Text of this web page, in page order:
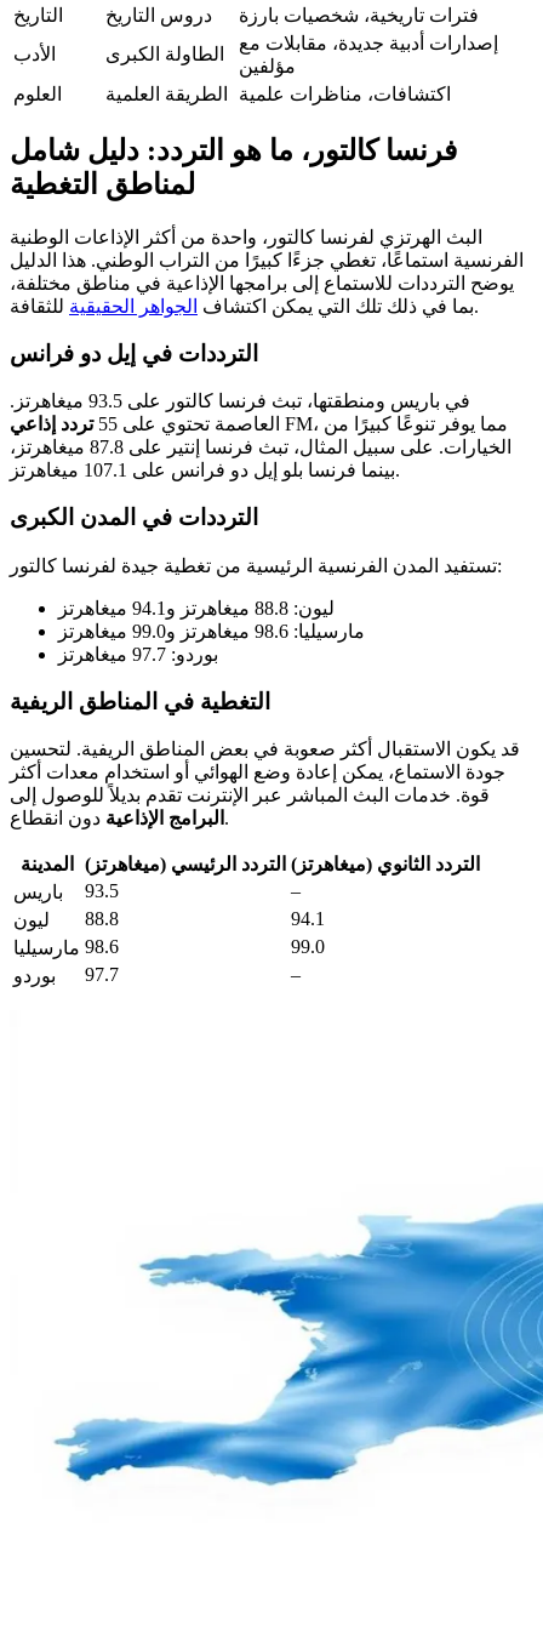
التاريخ
دروس التاريخ
فترات تاريخية، شخصيات بارزة
الأدب
الطاولة الكبرى
إصدارات أدبية جديدة، مقابلات مع
مؤلفين
العلوم
الطريقة العلمية اكتشافات، مناظرات علمية
فرنسا كالتور، ما هو التردد: دليل شامل
لمناطق التغطية
البث الهرتزي لفرنسا كالتور، واحدة من أكثر الإذاعات الوطنية
الفرنسية استماعًا، تغطي جزءًا كبيرًا من التراب الوطني. هذا الدليل
يوضح الترددات للاستماع إلى برامجها الإذاعية في مناطق مختلفة،
بما في ذلك تلك التي يمكن اكتشاف الجواهر الحقيقية للثقافة.
الترددات في إيل دو فرانس
في باريس ومنطقتها، تبث فرنسا كالتور على 93.5 ميغاهرتز.
العاصمة تحتوي على 55
تردد إذاعي
FM، مما يوفر تنوعًا كبيرًا من
الخيارات. على سبيل المثال، تبث فرنسا إنتير على 87.8 ميغاهرتز،
بينما فرنسا بلو إيل دو فرانس على 107.1 ميغاهرتز.
الترددات في المدن الكبرى
تستفيد المدن الفرنسية الرئيسية من تغطية جيدة لفرنسا كالتور:
ليون: 88.8 ميغاهرتز و94.1 ميغاهرتز
مارسيليا: 98.6 ميغاهرتز و99.0 ميغاهرتز
بوردو: 97.7 ميغاهرتز
التغطية في المناطق الريفية
قد يكون الاستقبال أكثر صعوبة في بعض المناطق الريفية. لتحسين
جودة الاستماع، يمكن إعادة وضع الهوائي أو استخدام معدات أكثر
قوة. خدمات البث المباشر عبر الإنترنت تقدم بديلاً للوصول إلى
البرامج الإذاعية دون انقطاع.
المدينة التردد الرئيسي (ميغاهرتز) التردد الثانوي (ميغاهرتز)
باريس
93.5
–
ليون
88.8
94.1
مارسيليا 98.6
99.0
بوردو
97.7 –